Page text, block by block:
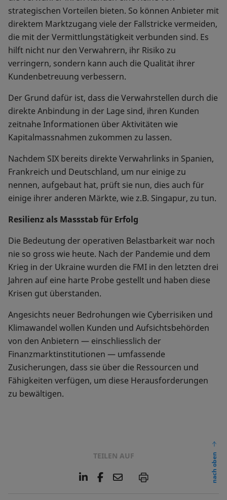
strategischen Vorteilen bieten. So können Anbieter mit
direktem Marktzugang viele der Fallstricke vermeiden,
die mit der Vermittlungstätigkeit verbunden sind. Es
hilft nicht nur den Verwahrern, ihr Risiko zu
verringern, sondern kann auch die Qualität ihrer
Kundenbetreuung verbessern.
Der Grund dafür ist, dass die Verwahrstellen durch die
direkte Anbindung in der Lage sind, ihren Kunden
zeitnahe Informationen über Aktivitäten wie
Kapitalmassnahmen zukommen zu lassen.
Nachdem SIX bereits direkte Verwahrlinks in Spanien,
Frankreich und Deutschland, um nur einige zu
nennen, aufgebaut hat, prüft sie nun, dies auch für
einige ihrer anderen Märkte, wie z.B. Singapur, zu tun.
Resilienz als Massstab für Erfolg
Die Bedeutung der operativen Belastbarkeit war noch
nie so gross wie heute. Nach der Pandemie und dem
Krieg in der Ukraine wurden die FMI in den letzten drei
Jahren auf eine harte Probe gestellt und haben diese
Krisen gut überstanden.
Angesichts neuer Bedrohungen wie Cyberrisiken und
Klimawandel wollen Kunden und Aufsichtsbehörden
von den Anbietern — einschliesslich der
Finanzmarktinstitutionen — umfassende
Zusicherungen, dass sie über die Ressourcen und
Fähigkeiten verfügen, um diese Herausforderungen
zu bewältigen.
TEILEN AUF
L
F
E
P
nach oben